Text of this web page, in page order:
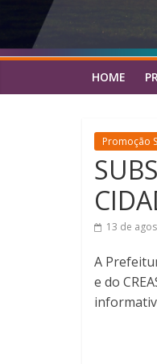
HOME
Promoção
13 de
A
e do